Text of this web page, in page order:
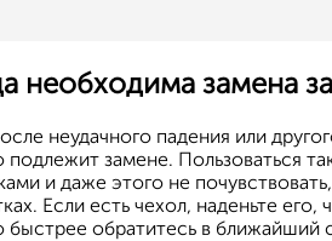
необходима замена
неудачного падения или
подлежит замене. Пользоваться
и даже этого не
Если есть чехол, наденьте
обратитесь в ближайший